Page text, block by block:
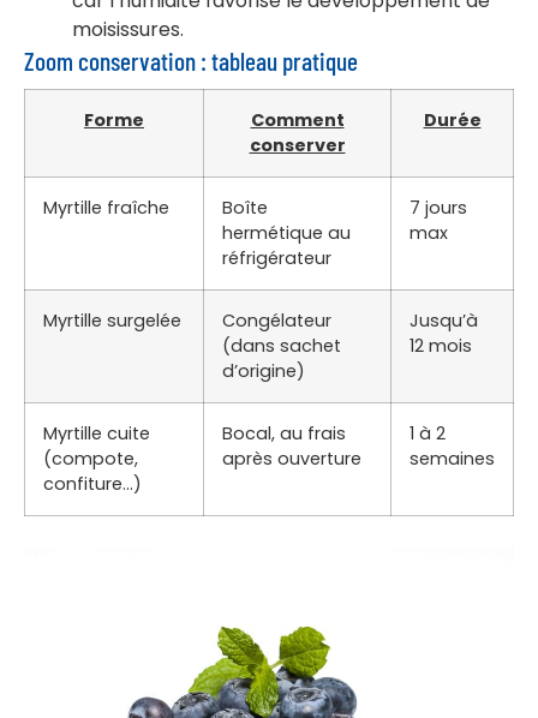
moisissures.
Zoom conservation : tableau pratique
Forme
Comment
conserver
Durée
Myrtille fraîche
Boîte
hermétique au
réfrigérateur
7 jours
max
Myrtille surgelée
Congélateur
(dans sachet
d’origine)
Jusqu’à
12 mois
Myrtille cuite
(compote,
confiture…)
Bocal, au frais
après ouverture
1 à 2
semaines